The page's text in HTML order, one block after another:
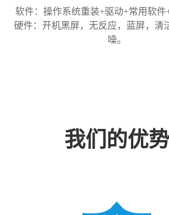
软件：操作系统重装+驱动+常用软件
硬件：开机黑屏，无反应，蓝屏，清
噪。
我们的优势